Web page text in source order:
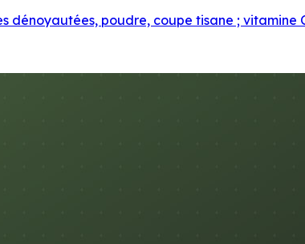
poudre, coupe tisane ; vitamine